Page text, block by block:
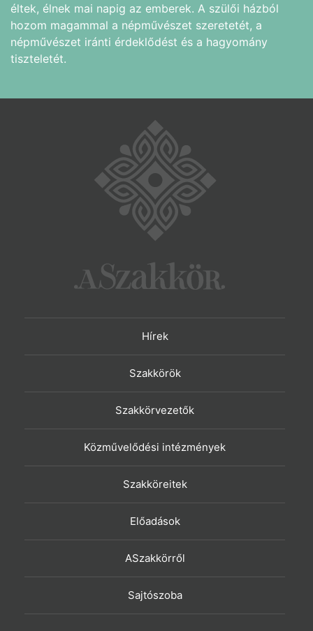
éltek, élnek mai napig az emberek. A szülői házból
hozom magammal a népművészet szeretetét, a
népművészet iránti érdeklődést és a hagyomány
tiszteletét.
Hírek
Szakkörök
Szakkörvezetők
Közművelődési intézmények
Szakköreitek
Előadások
ASzakkörről
Sajtószoba